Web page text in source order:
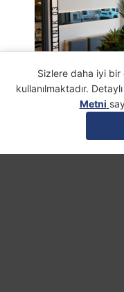
Sizlere daha iyi
kullanılmaktadır.
Metni